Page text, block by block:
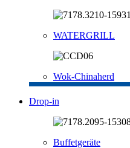
WATERGRILL
Wok-Chinaherd
Drop-in
Buffetgeräte